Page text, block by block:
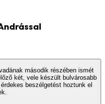
második részében ismét
két, vele készült bulvárosabb
beszélgetést hoztunk el